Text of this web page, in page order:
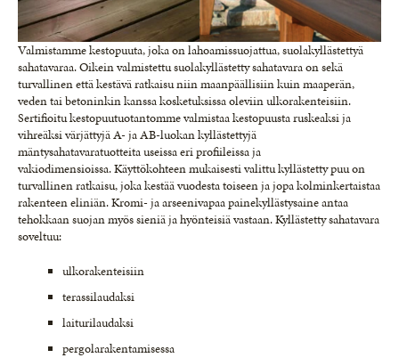
Valmistamme kestopuuta, joka on lahoamissuojattua, suolakyllästettyä
sahatavaraa. Oikein valmistettu suolakyllästetty sahatavara on sekä
turvallinen että kestävä ratkaisu niin maanpäällisiin kuin maaperän,
veden tai betoninkin kanssa kosketuksissa oleviin ulkorakenteisiin.
Sertifioitu kestopuutuotantomme valmistaa kestopuusta ruskeaksi ja
vihreäksi värjättyjä A- ja AB-luokan kyllästettyjä
mäntysahatavaratuotteita useissa eri profiileissa ja
vakiodimensioissa. Käyttökohteen mukaisesti valittu kyllästetty puu on
turvallinen ratkaisu, joka kestää vuodesta toiseen ja jopa kolminkertaistaa
rakenteen eliniän. Kromi- ja arseenivapaa painekyllästysaine antaa
tehokkaan suojan myös sieniä ja hyönteisiä vastaan. Kyllästetty sahatavara
soveltuu:
ulkorakenteisiin
terassilaudaksi
laiturilaudaksi
pergolarakentamisessa